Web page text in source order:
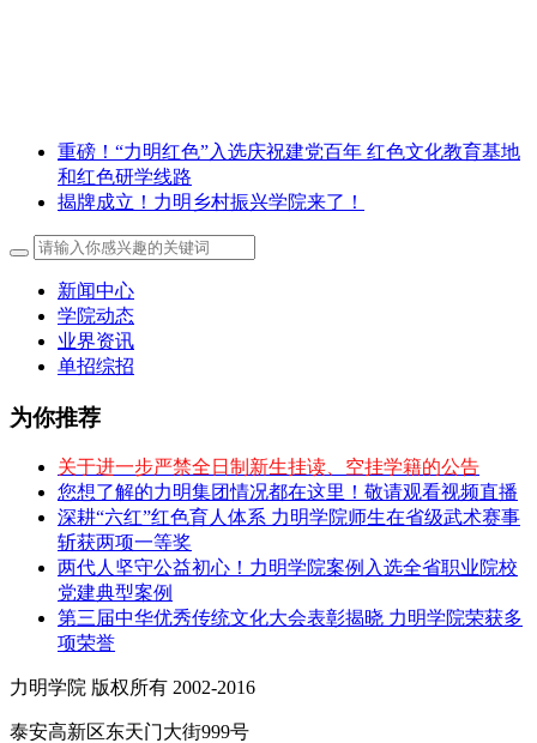
重磅！“力明红色”入选庆祝建党百年 红色文化教育基地
和红色研学线路
揭牌成立！力明乡村振兴学院来了！
新闻中心
学院动态
业界资讯
单招综招
为你推荐
关于进一步严禁全日制新生挂读、空挂学籍的公告
您想了解的力明集团情况都在这里！敬请观看视频直播
深耕“六红”红色育人体系 力明学院师生在省级武术赛事
斩获两项一等奖
两代人坚守公益初心！力明学院案例入选全省职业院校
党建典型案例
第三届中华优秀传统文化大会表彰揭晓 力明学院荣获多
项荣誉
力明学院 版权所有 2002-2016
泰安高新区东天门大街999号